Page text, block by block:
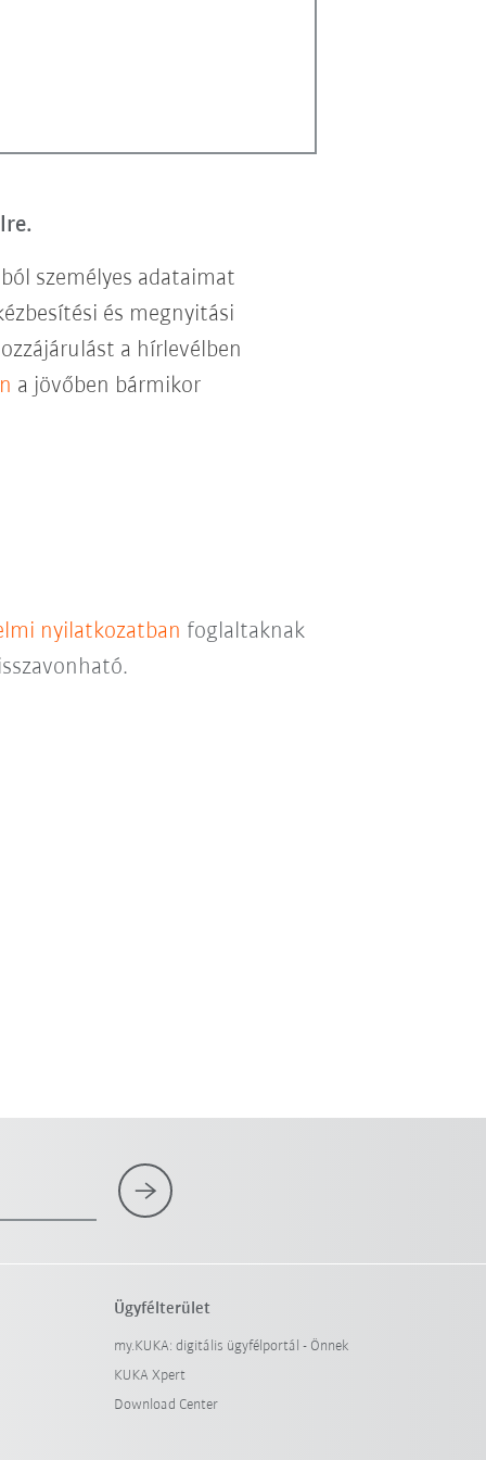
személyes adataimat
és megnyitási
a hírlevélben
a jövőben bármikor
nyilatkozatban foglaltaknak
Ügyfélterület
my.KUKA: digitális ügyfélportál - Önnek
KUKA Xpert
Download Center